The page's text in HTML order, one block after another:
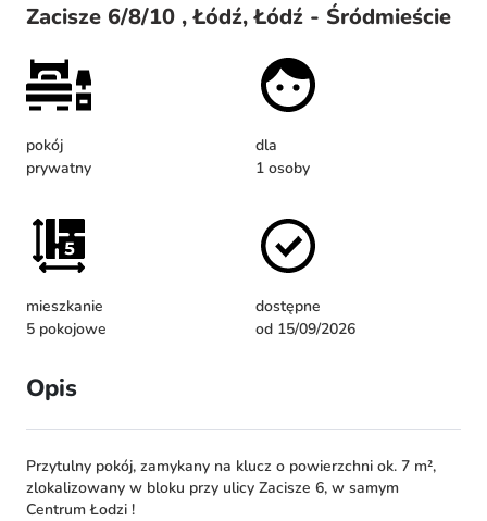
Zacisze 6/8/10 , Łódź, Łódź - Śródmieście
pokój
prywatny
dla
1 osoby
mieszkanie
5 pokojowe
dostępne
od 15/09/2026
Opis
Przytulny pokój, zamykany na klucz o powierzchni ok. 7 m²,
zlokalizowany w bloku przy ulicy Zacisze 6, w samym
Centrum Łodzi !